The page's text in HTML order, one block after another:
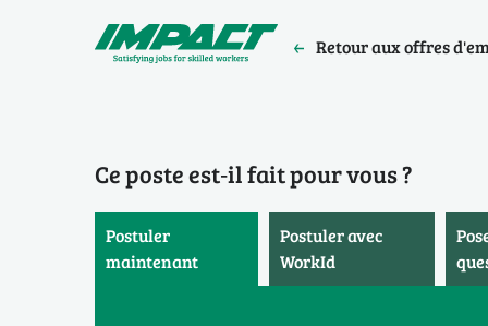
Retour aux offres
Ce poste est‑il fait pour vous ?
Postuler
maintenant
Postuler avec
WorkId